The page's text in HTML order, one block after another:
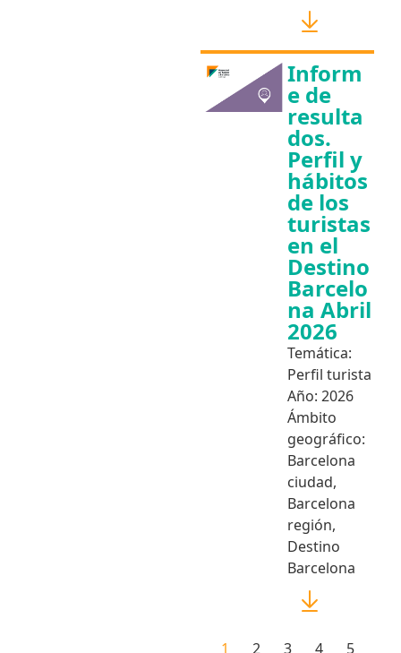
Inform
e de
resulta
dos.
Perfil y
hábitos
de los
turistas
en el
Destino
Barcelo
na Abril
2026
Temática:
Perfil turista
Año: 2026
Ámbito
geográfico:
Barcelona
ciudad,
Barcelona
región,
Destino
Barcelona
1 2 3 4 5